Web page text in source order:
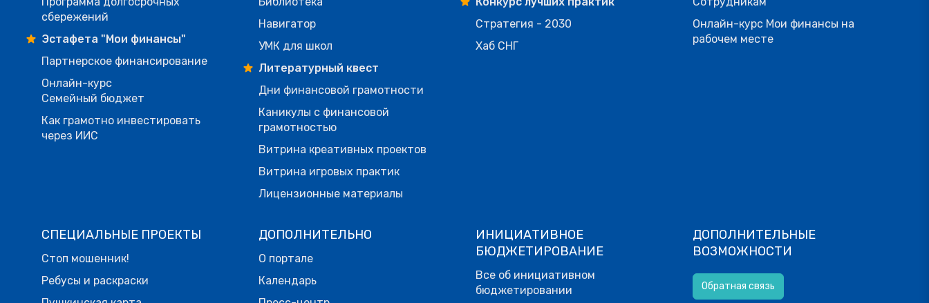
сбережений
Эстафета "Мои финансы"
Партнерское финансирование
Онлайн-курс
Семейный бюджет
Как грамотно инвестировать
через ИИС
Навигатор
УМК для школ
Литературный квест
Дни финансовой грамотности
Каникулы с финансовой
грамотностью
Витрина креативных проектов
Витрина игровых практик
Лицензионные материалы
Стратегия - 2030
Хаб СНГ
Онлайн-курс Мои финансы на
рабочем месте
СПЕЦИАЛЬНЫЕ ПРОЕКТЫ
Стоп мошенник!
Ребусы и раскраски
ДОПОЛНИТЕЛЬНО
О портале
Календарь
ИНИЦИАТИВНОЕ
БЮДЖЕТИРОВАНИЕ
Все об инициативном
бюджетировании
ДОПОЛНИТЕЛЬНЫЕ
ВОЗМОЖНОСТИ
Обратная связь